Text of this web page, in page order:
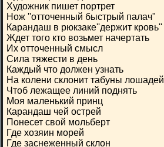
Художник пишет портрет
Нож ''отточенный быстрый палач"
Карандаш в рюкзаке''держит кровь''
Ждет того кто возьмет начертать
Их отточенный смысл
Сила тяжести в день
Каждый что должен узнать
На колени склонит табуны лошадей
Чтоб лежащее линий поднять
Моя маленький принц
Карандаш чей острей
Понесет свой мольберт
Где хозяин морей
Где заснеженный склон